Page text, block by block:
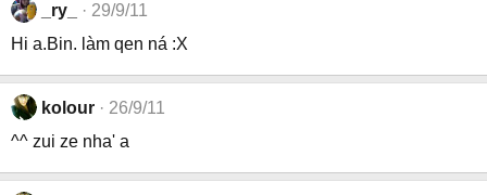
_ry_
29/9/11
Hi a.Bin. làm qen ná :X
kolour
26/9/11
^^ zui ze nha' a